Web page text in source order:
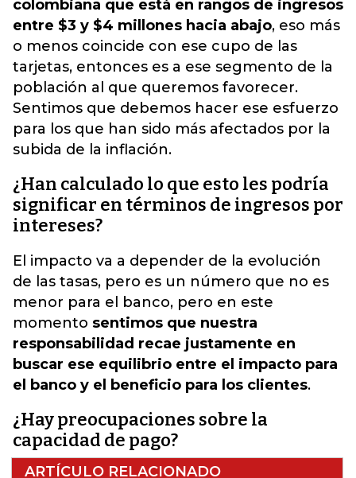
colombiana que está en rangos de ingresos
entre $3 y $4 millones hacia abajo, eso más
o menos coincide con ese cupo de las
tarjetas, entonces es a ese segmento de la
población al que queremos favorecer.
Sentimos que debemos hacer ese esfuerzo
para los que han sido más afectados por la
subida de la inflación.
¿Han calculado lo que esto les podría
significar en términos de ingresos por
intereses?
El impacto va a depender de la evolución
de las tasas, pero es un número que no es
menor para el banco, pero en este
momento sentimos que nuestra
responsabilidad recae justamente en
buscar ese equilibrio entre el impacto para
el banco y el beneficio para los clientes.
¿Hay preocupaciones sobre la
capacidad de pago?
ARTÍCULO RELACIONADO